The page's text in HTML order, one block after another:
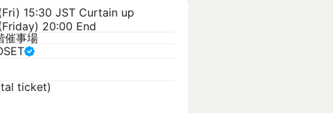
15:30 JST Curtain up
20:00 End
催事場
ticket)